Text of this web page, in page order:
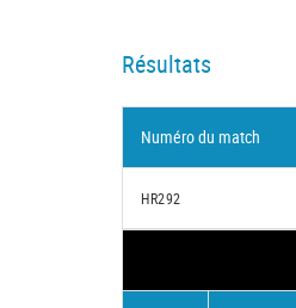
Résultats
Numéro du match
HR292